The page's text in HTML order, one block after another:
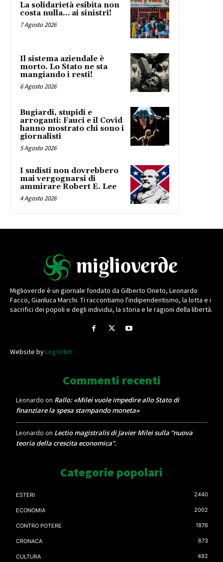
La solidarietà esibita non
costa nulla… ai sinistri!
7 Agosto 2026
Il sistema aziendale è
morto. Lo Stato ne sta
mangiando i resti!
6 Agosto 2026
Bugiardi, stupidi e
arroganti: Fauci e il Covid
hanno mostrato chi sono i
giornalisti
5 Agosto 2026
I sudisti non dovrebbero
mai vergognarsi di
ammirare Robert E. Lee
4 Agosto 2026
Miglioverde è un giornale fondato da Gilberto Oneto, Leonardo
Facco, Gianluca Marchi. Ti raccontiamo l'indipendentismo, la lotta e i
sacrifici dei popoli e degli individui, la storia e le ragioni della libertà.
Website byLogOrbit
Commenti recenti
Leonardo on Rallo: «Milei vuole impedire allo Stato di
finanziare la spesa stampando moneta»
Leonardo on Lectio magistralis di Javier Milei sulla “nuova
teoria della crescita economica”.
Categorie popolari
ESTERI 2440
ECONOMIA 2002
CONTRO POTERE 1876
CRONACA 673
CULTURA 492